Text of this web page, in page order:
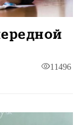
11496